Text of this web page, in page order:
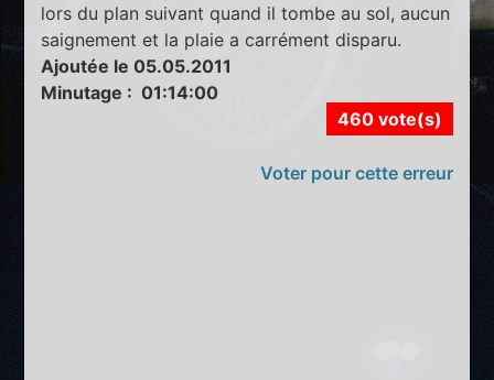
lors du plan suivant quand il tombe au sol, aucun
saignement et la plaie a carrément disparu.
Ajoutée le 05.05.2011
Minutage : 01:14:00
460 vote(s)
Voter pour cette erreur